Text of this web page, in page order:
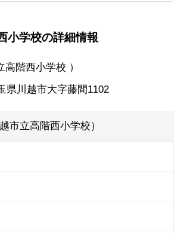
小学校の詳細情報
高階西小学校 ）
県川越市大字藤間1102
越市立高階西小学校）